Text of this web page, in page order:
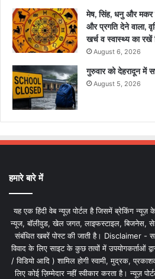
मेष, सिंह, धनु और मकर
और प्रगति देने वाला,
खर्च व स्वास्थ्य का रखें
August 6, 2026
गुरुवार को देहरादून
August 5, 2026
हमारे बारे में
यह एक हिंदी वेब न्यूज़ पोर्टल है जिसमें ब्रेकिंग न्यूज़
न्यूज, बॉलीवुड, खेल जगत, लाइफस्टाइल, बिजनेस,
संबंधित खबरें पोस्ट की जाती है। Disclaimer -
विवाद के लिए साइट के कुछ तत्वों में उपयोगकर्ताओं
/ विडियो आदि ) शामिल होगी स्वामी, मुद्रक,
लिए कोई ज़िम्मेदार नहीं स्वीकार करता है। न्यूज़